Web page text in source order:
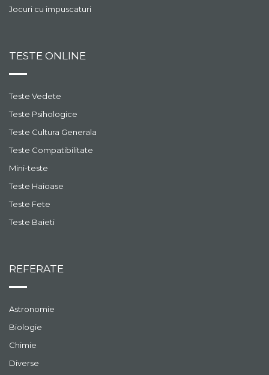
dorita.
Jocuri cu impuscaturi
TESTE ONLINE
Teste Vedete
Teste Psihologice
Teste Cultura Generala
Teste Compatibilitate
Mini-teste
Teste Haioase
Teste Fete
Teste Baieti
REFERATE
Astronomie
Biologie
Chimie
Diverse